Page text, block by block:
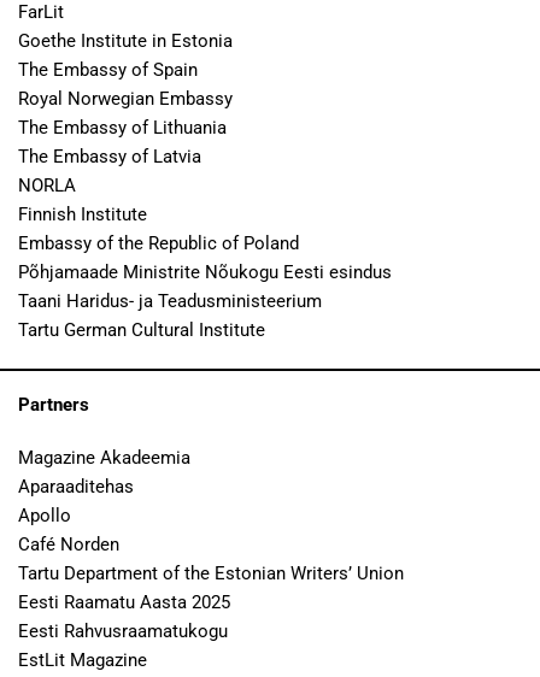
FarLit
Goethe Institute in Estonia
The Embassy of Spain
Royal Norwegian Embassy
The Embassy of Lithuania
The Embassy of Latvia
NORLA
Finnish Institute
Embassy of the Republic of Poland
Põhjamaade Ministrite Nõukogu Eesti esindus
Taani Haridus- ja Teadusministeerium
Tartu German Cultural Institute
Partners
Magazine Akadeemia
Aparaaditehas
Apollo
Café Norden
Tartu Department of the Estonian Writers’ Union
Eesti Raamatu Aasta 2025
Eesti Rahvusraamatukogu
EstLit Magazine